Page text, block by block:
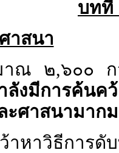
บทที่
าสนา
มาณ ๒,๖๐๐
ลังมีการค้นค
ศาสนามาก
าหาวิธีการดั